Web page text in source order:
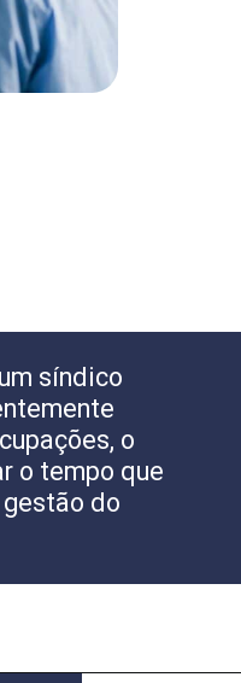
síndico
o
o tempo que
do